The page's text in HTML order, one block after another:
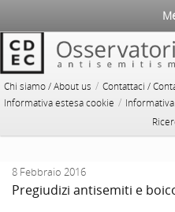
Chi siamo / About us / Contattaci /
Informativa estesa cookie /
8 Febbraio 2016
Pregiudizi antisemiti e